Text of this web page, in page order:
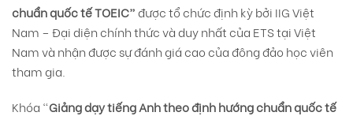
chuẩn quốc tế TOEIC”được tổ chức định kỳ bởi IIG Việt
Nam – Đại diện chính thức và duy nhất của ETS tại Việt
Nam và nhận được sự đánh giá cao của đông đảo học viên
tham gia.
Khóa “Giảng dạy tiếng Anh theo định hướng chuẩn quốc tế